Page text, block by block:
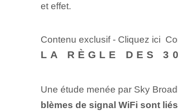
et effet.
Contenu exclusif - Cliquez ici
LA RÈGLE DES
Une étude menée par Sky
blèmes de signal WiFi sont